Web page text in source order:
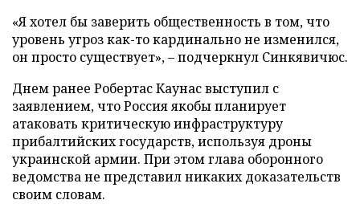
«Я хотел бы заверить общественность в том, что
уровень угроз как-то кардинально не изменился,
он просто существует», – подчеркнул Синкявичюс.
Днем ранее Робертас Каунас выступил с
заявлением, что Россия якобы планирует
атаковать критическую инфраструктуру
прибалтийских государств, используя дроны
украинской армии. При этом глава оборонного
ведомства не представил никаких доказательств
своим словам.